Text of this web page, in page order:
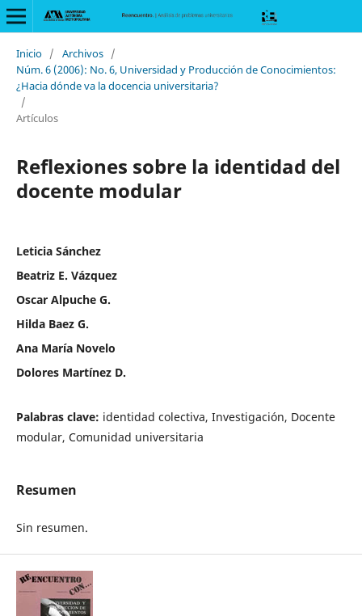
Inicio / Archivos /
Núm. 6 (2006): No. 6, Universidad y Producción de Conocimientos:
¿Hacia dónde va la docencia universitaria?
/
Artículos
Reflexiones sobre la identidad del
docente modular
Leticia Sánchez
Beatriz E. Vázquez
Oscar Alpuche G.
Hilda Baez G.
Ana María Novelo
Dolores Martínez D.
Palabras clave: identidad colectiva, Investigación, Docente
modular, Comunidad universitaria
Resumen
Sin resumen.